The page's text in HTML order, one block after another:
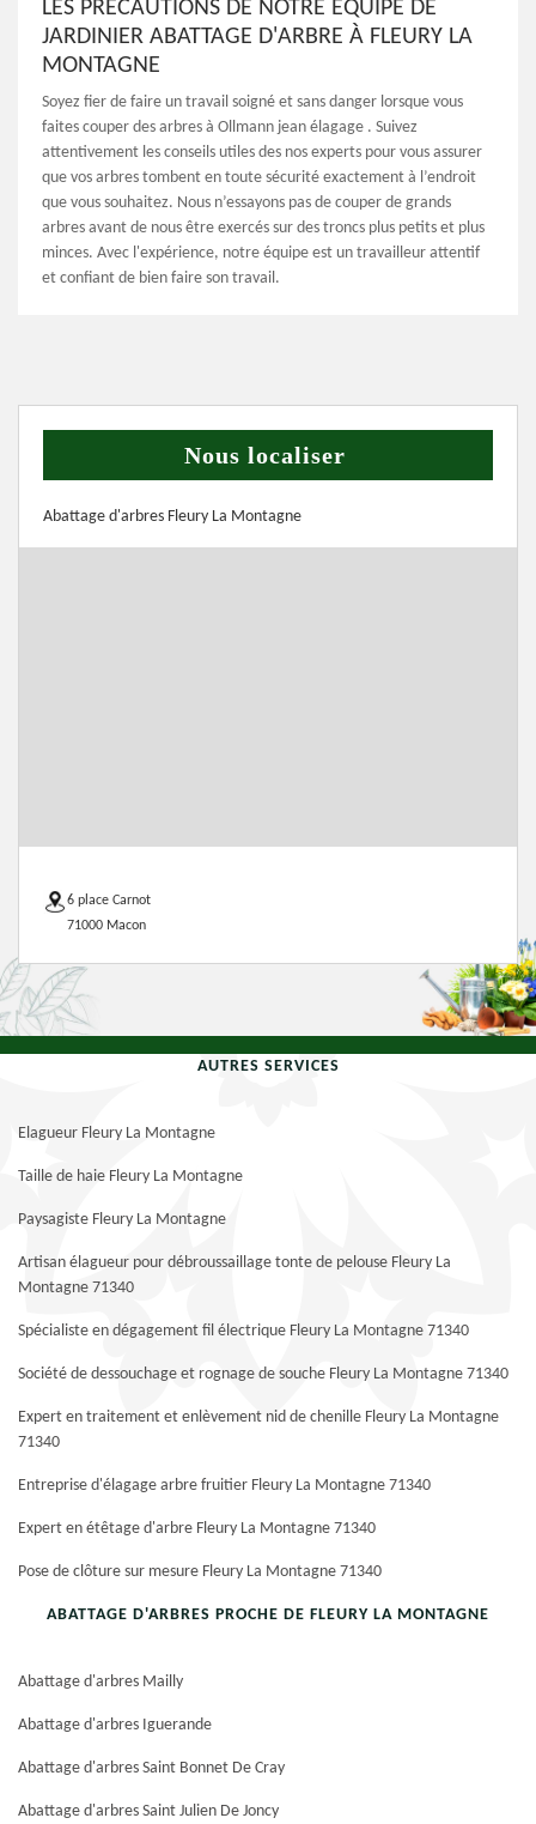
LES PRÉCAUTIONS DE NOTRE ÉQUIPE DE
JARDINIER ABATTAGE D'ARBRE À FLEURY LA
MONTAGNE
Soyez fier de faire un travail soigné et sans danger lorsque vous
faites couper des arbres à Ollmann jean élagage . Suivez
attentivement les conseils utiles des nos experts pour vous assurer
que vos arbres tombent en toute sécurité exactement à l’endroit
que vous souhaitez. Nous n’essayons pas de couper de grands
arbres avant de nous être exercés sur des troncs plus petits et plus
minces. Avec l'expérience, notre équipe est un travailleur attentif
et confiant de bien faire son travail.
Nous localiser
Abattage d'arbres Fleury La Montagne
6 place Carnot
71000 Macon
AUTRES SERVICES
Elagueur Fleury La Montagne
Taille de haie Fleury La Montagne
Paysagiste Fleury La Montagne
Artisan élagueur pour débroussaillage tonte de pelouse Fleury La
Montagne 71340
Spécialiste en dégagement fil électrique Fleury La Montagne 71340
Société de dessouchage et rognage de souche Fleury La Montagne 71340
Expert en traitement et enlèvement nid de chenille Fleury La Montagne
71340
Entreprise d'élagage arbre fruitier Fleury La Montagne 71340
Expert en étêtage d'arbre Fleury La Montagne 71340
Pose de clôture sur mesure Fleury La Montagne 71340
ABATTAGE D'ARBRES PROCHE DE FLEURY LA MONTAGNE
Abattage d'arbres Mailly
Abattage d'arbres Iguerande
Abattage d'arbres Saint Bonnet De Cray
Abattage d'arbres Saint Julien De Joncy